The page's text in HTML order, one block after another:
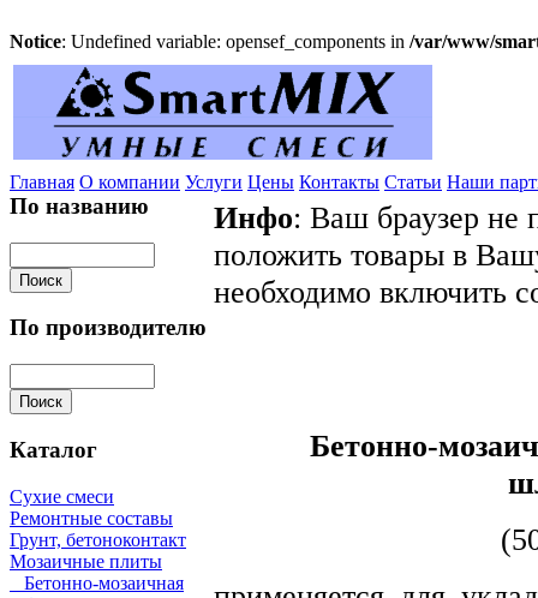
Notice: Undefined variable: opensef_components in /var/www/
Главная О компании Услуги Цены Контакты Статьи Наши
По названию
По производителю
Каталог
Сухие смеси
Ремонтные составы
Грунт, бетоноконтакт
Мозаичные плиты
Бетонно-мозаичная
Инфо: Ваш браузер не
положить товары в
необходимо включить
Бетонно-